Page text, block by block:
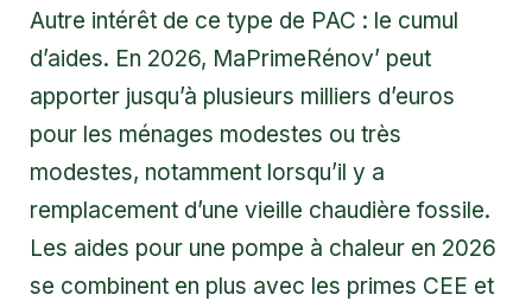
Autre intérêt de ce type de PAC : le cumul
d’aides. En 2026, MaPrimeRénov’ peut
apporter jusqu’à plusieurs milliers d’euros
pour les ménages modestes ou très
modestes, notamment lorsqu’il y a
remplacement d’une vieille chaudière fossile.
Les aides pour une pompe à chaleur en 2026
se combinent en plus avec les primes CEE et